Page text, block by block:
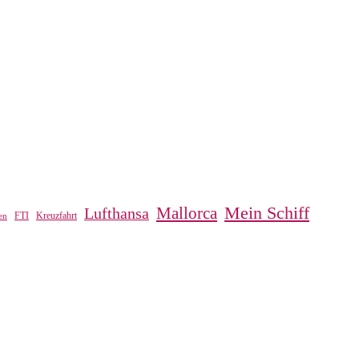
FTI Kreuzfahrt Lufthansa Mallorca Mein Schiff